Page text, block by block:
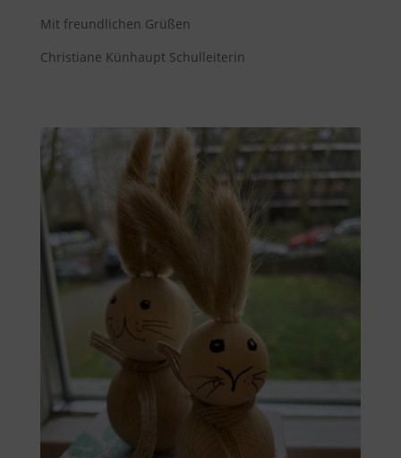
Mit freundlichen Grüßen
Christiane Künhaupt Schulleiterin